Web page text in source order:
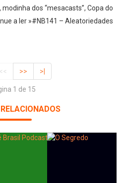
dos “mesacasts”, Copa do
a ler »#NB141 – Aleatoriedades
<< >> >|
1 de 15